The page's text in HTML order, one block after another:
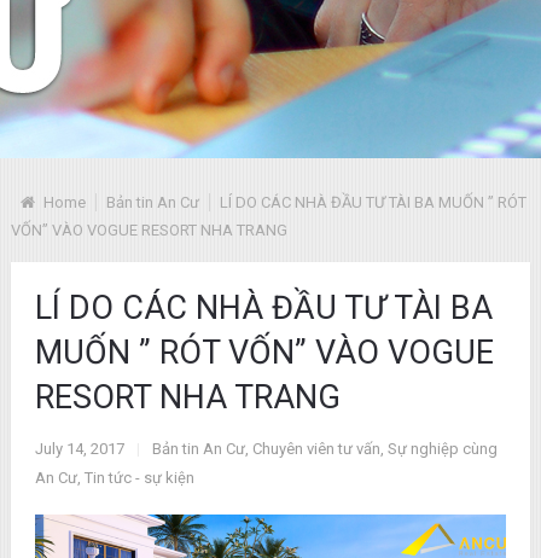
Home Bản tin An Cư
LÍ DO CÁC NHÀ ĐẦU TƯ TÀI BA MUỐN ” RÓT
VỐN” VÀO VOGUE RESORT NHA TRANG
LÍ DO CÁC NHÀ ĐẦU TƯ TÀI BA
MUỐN ” RÓT VỐN” VÀO VOGUE
RESORT NHA TRANG
July 14, 2017 Bản tin An Cư, Chuyên viên tư vấn, Sự nghiệp cùng
An Cư, Tin tức - sự kiện